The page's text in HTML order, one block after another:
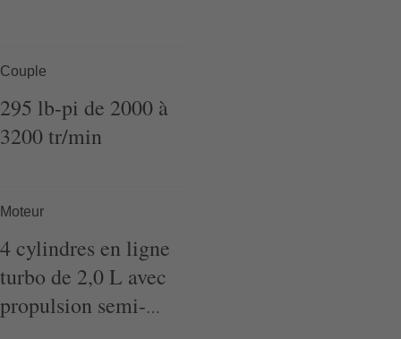
Couple
295 lb-pi de 2000 à
3200tr/min
Moteur
4cylindres en ligne
turbo de 2,0 L avec
propulsion semi-